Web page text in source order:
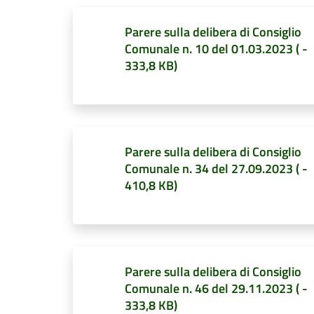
Parere sulla delibera di Consiglio
Comunale n. 10 del 01.03.2023(-
333,8 KB)
Parere sulla delibera di Consiglio
Comunale n. 34 del 27.09.2023(-
410,8 KB)
Parere sulla delibera di Consiglio
Comunale n. 46 del 29.11.2023(-
333,8 KB)